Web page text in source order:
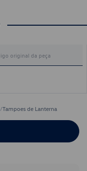
/Tampoes de Lanterna